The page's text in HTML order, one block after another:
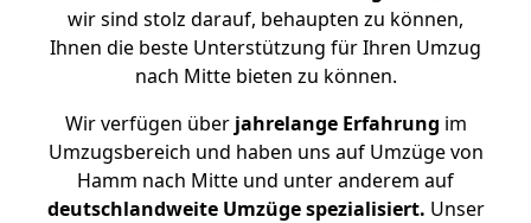
wir sind stolz darauf, behaupten zu können,
Ihnen die beste Unterstützung für Ihren Umzug
nach Mitte bieten zu können.
Wir verfügen überjahrelange Erfahrung im
Umzugsbereich und haben uns auf Umzüge von
Hamm nach Mitte und unter anderem auf
deutschlandweite Umzüge spezialisiert. Unser